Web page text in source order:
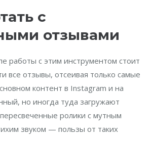
с
отзывами
работы с этим инструментом стоит
все отзывы, отсеивая только самые
контент в Instagram и на
но иногда туда загружают
ролики с мутным
звуком — пользы от таких